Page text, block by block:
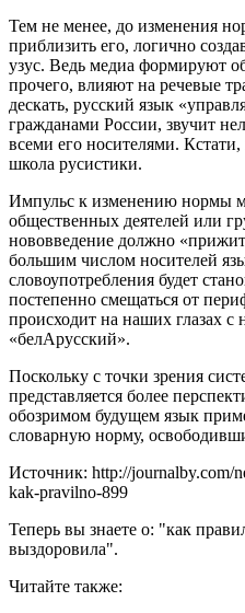
Тем не менее, до изменения
приблизить его, логично
узус. Ведь медиа формируют
прочего, влияют на речевые
дескать, русский язык
гражданами России, звучит
всеми его носителями.
школа русистики.
Импульс к изменению нормы
общественных деятелей или
нововведение должно
большим числом носителей
словоупотребления будет
постепенно смещаться от
происходит на наших глазах
«белАрусский».
Поскольку с точки зрения
представляется более
обозримом будущем язык
словарную норму,
Источник: http://journalby.com/
kak-pravilno-899
Теперь вы знаете о: "как
выздоровила".
Читайте также: